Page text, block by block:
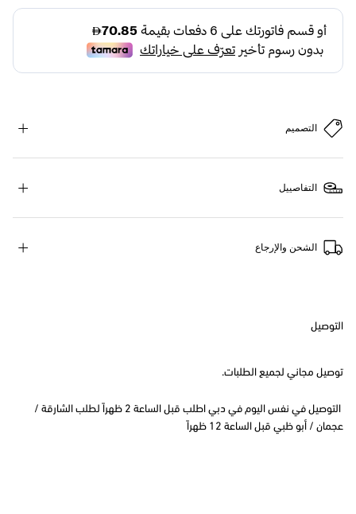
التصميم
التفاصييل
الشحن والإرجاع
التوصيل
توصيل مجاني لجميع الطلبات.
التوصيل في نفس اليوم في دبي اطلب قبل الساعة 2 ظهراً لطلب الشارقة /
عجمان / أبو ظبي قبل الساعة 12 ظهراً